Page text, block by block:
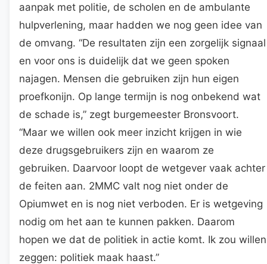
aanpak met politie, de scholen en de ambulante
hulpverlening, maar hadden we nog geen idee van
de omvang. “De resultaten zijn een zorgelijk signaal
en voor ons is duidelijk dat we geen spoken
najagen. Mensen die gebruiken zijn hun eigen
proefkonijn. Op lange termijn is nog onbekend wat
de schade is,” zegt burgemeester Bronsvoort.
“Maar we willen ook meer inzicht krijgen in wie
deze drugsgebruikers zijn en waarom ze
gebruiken. Daarvoor loopt de wetgever vaak achter
de feiten aan. 2MMC valt nog niet onder de
Opiumwet en is nog niet verboden. Er is wetgeving
nodig om het aan te kunnen pakken. Daarom
hopen we dat de politiek in actie komt. Ik zou willen
zeggen: politiek maak haast.”